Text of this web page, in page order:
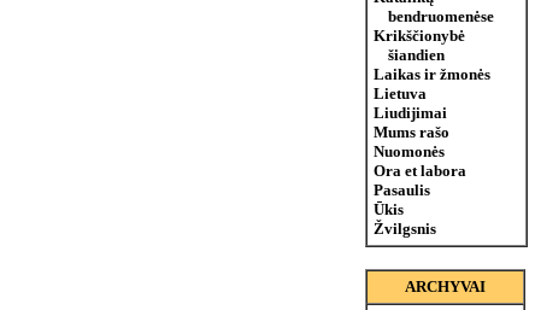
bendruomenėse
Krikščionybė
šiandien
Laikas ir žmonės
Lietuva
Liudijimai
Mums rašo
Nuomonės
Ora et labora
Pasaulis
Ūkis
Žvilgsnis
ARCHYVAI